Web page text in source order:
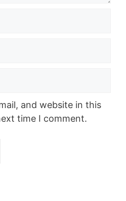
and website in this
time I comment.